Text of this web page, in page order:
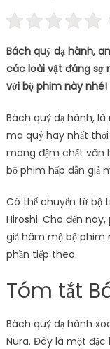
Bách quỷ dạ hành,
các loài vật đáng sợ
với bộ phim này nhé!
Bách quỷ dạ hành,
ma quỷ hay nhất
mang đậm chất văn
bộ phim hấp dẫn giả
Có thể chuyển từ bộ
Hiroshi. Cho đến
giả hâm mộ bộ phim
phần tiếp theo.
Tóm tắt
Bách quỷ dạ hành
Nura. Đây là một